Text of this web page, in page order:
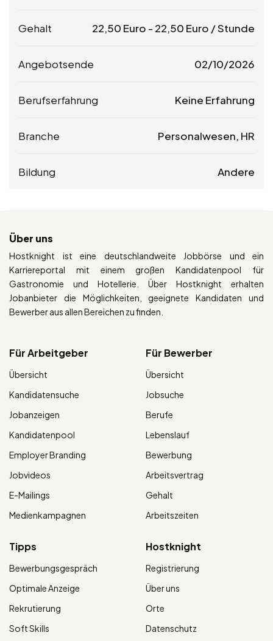
Gehalt 22,50 Euro - 22,50 Euro / Stunde
Angebotsende 02/10/2026
Berufserfahrung Keine Erfahrung
Branche Personalwesen, HR
Bildung Andere
Über uns
Hostknight ist eine deutschlandweite Jobbörse und ein
Karriereportal mit einem großen Kandidatenpool für
Gastronomie und Hotellerie. Über Hostknight erhalten
Jobanbieter die Möglichkeiten, geeignete Kandidaten und
Bewerber aus allen Bereichen zu finden.
Für Arbeitgeber
Übersicht
Kandidatensuche
Jobanzeigen
Kandidatenpool
Employer Branding
Jobvideos
E-Mailings
Medienkampagnen
Für Bewerber
Übersicht
Jobsuche
Berufe
Lebenslauf
Bewerbung
Arbeitsvertrag
Gehalt
Arbeitszeiten
Tipps
Bewerbungsgespräch
Optimale Anzeige
Rekrutierung
Soft Skills
Hostknight
Registrierung
Über uns
Orte
Datenschutz